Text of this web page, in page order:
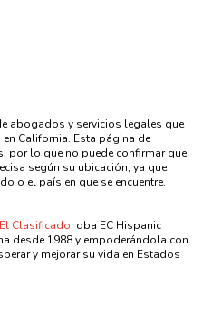
abogados y servicios legales que
California. Esta página de
por lo que no puede confirmar que
según su ubicación, ya que
o el país en que se encuentre.
El Clasificado, dba EC Hispanic
desde 1988 y empoderándola con
y mejorar su vida en Estados